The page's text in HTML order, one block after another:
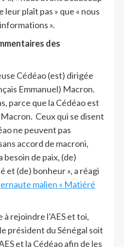
leur plaît pas » que « nous
».
des
Cédéao (est) dirigée
Emmanuel) Macron.
parce que la Cédéao est
Ceux qui se disent
ne peuvent pas
accord de macroni,
besoin de paix, (de)
et (de) bonheur », a réagi
malien « Matiéré
à rejoindre l’AES et toi,
président du Sénégal soit
et la Cédéao afin de les